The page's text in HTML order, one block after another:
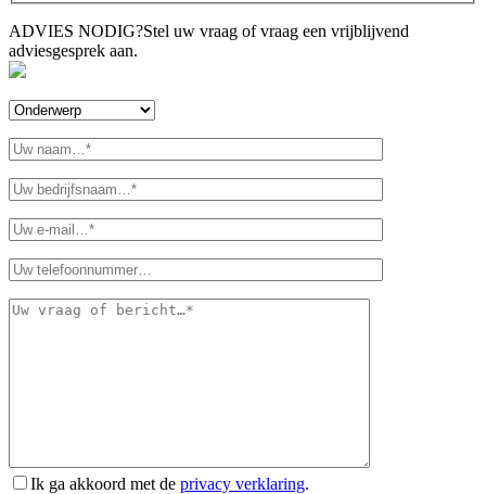
ADVIES NODIG?Stel uw vraag of vraag een vrijblijvend
adviesgesprek aan.
Ik ga akkoord met de privacy verklaring.